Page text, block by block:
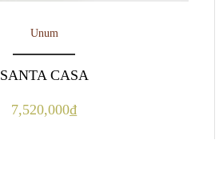
Unum
SANTA CASA
7,520,000₫